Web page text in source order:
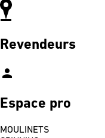
Revendeurs
person
Espace pro
MOULINETS